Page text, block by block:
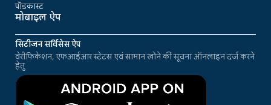
पॉडकास्ट
मोबाइल ऐप
सिटीजन सर्विसेस ऐप
वेरीफिकेशन, एफआईआर स्टेटस एवं सामान खोने की सूचना ऑनलाइन दर्ज करने
हेतु